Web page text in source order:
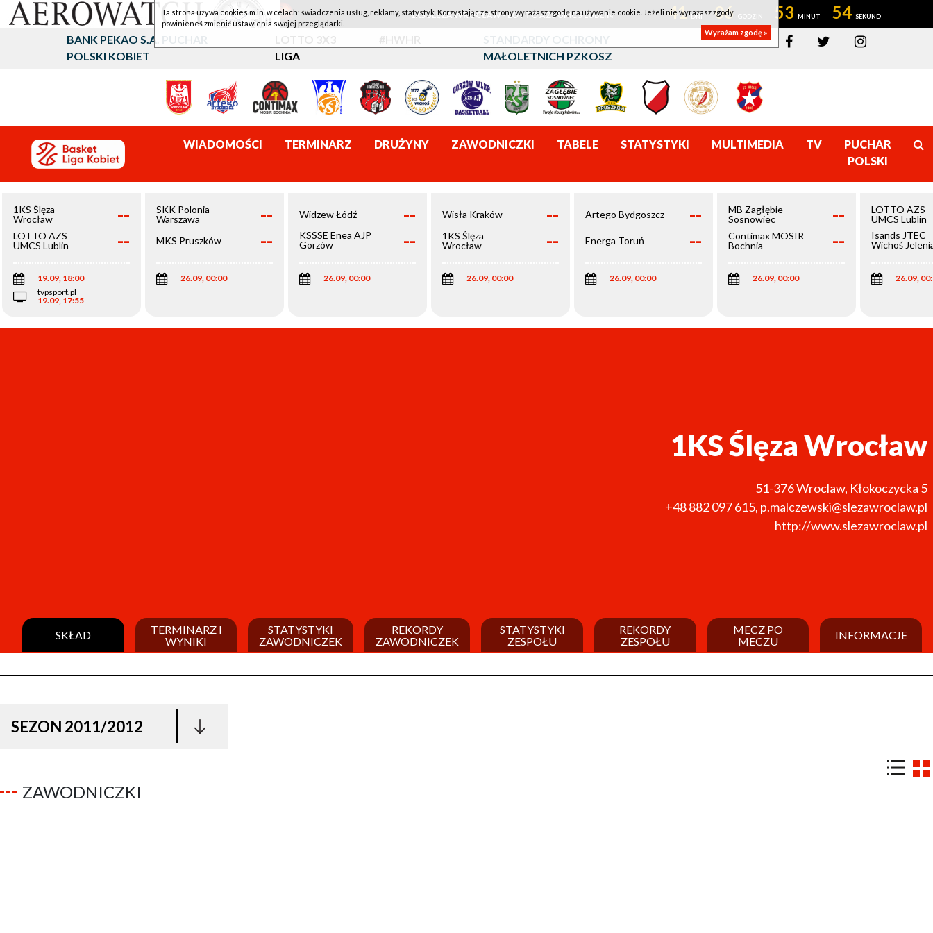
1KS ŚLĘZA WROCŁAW - LOTTO AZS UMCS LUBLIN 41 06 53 54
BANK PEKAO S.A. PUCHAR
POLSKI KOBIET
LOTTO 3X3
LIGA
#HWHR
STANDARDY OCHRONY
MAŁOLETNICH PZKOSZ
WIADOMOŚCI TERMINARZ DRUŻYNY ZAWODNICZKI TABELE STATYSTYKI MULTIMEDIA TV
PUCHAR
POLSKI
1KS Ślęza
Wrocław
--
LOTTO AZS
UMCS Lublin
--
19.09, 18:00
tvpsport.pl
19.09, 17:55
SKK Polonia
Warszawa
--
MKS Pruszków --
26.09, 00:00
Widzew Łódź --
KSSSE Enea AJP
Gorzów
--
26.09, 00:00
Wisła Kraków --
1KS Ślęza
Wrocław
--
26.09, 00:00
Artego Bydgoszcz --
Energa Toruń --
26.09, 00:00
MB Zagłębie
Sosnowiec
--
Contimax MOSIR
Bochnia
--
26.09, 00:00
LOTTO AZS
UMCS Lublin
Isands JTEC
Wichoś
26.09,
1KS Ślęza Wrocław
51-376Wroclaw, Kłokoczycka 5
+48 882 097 615, p.malczewski@slezawroclaw.pl
http://www.slezawroclaw.pl
SKŁAD
TERMINARZ I
WYNIKI
STATYSTYKI
ZAWODNICZEK
REKORDY
ZAWODNICZEK
STATYSTYKI
ZESPOŁU
REKORDY
ZESPOŁU
MECZ PO
MECZU
INFORMACJE
SEZON 2011/2012
ZAWODNICZKI
Ta strona używa cookies m.in. w celach: świadczenia usług, reklamy, statystyk. Korzystając ze strony wyrażasz zgodę na używanie cookie. Jeżeli nie wyrażasz zgody
powinieneś zmienić ustawienia swojej przeglądarki.
Wyrażam zgodę »